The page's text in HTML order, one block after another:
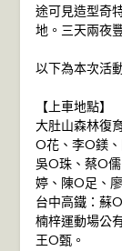
途可見造型奇
地。三天兩夜
以下為本次活
【上車地點】
大肚山森林復
O花、李O鎂
吳O珠、蔡O
婷、陳O足、
台中高鐵：蘇
楠梓運動場公
王O甄。